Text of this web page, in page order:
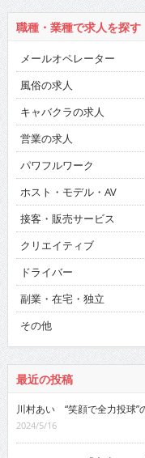
職種・業種で求人を探す
メールオペレーター
風俗の求人
キャバクラの求人
営業の求人
パワフルワーク
ホスト・モデル・AV
接客・販売サービス
クリエイティブ
ドライバー
副業・在宅・独立
その他
最近の投稿
川村あい “笑顔で全力投球”
2024/5/16